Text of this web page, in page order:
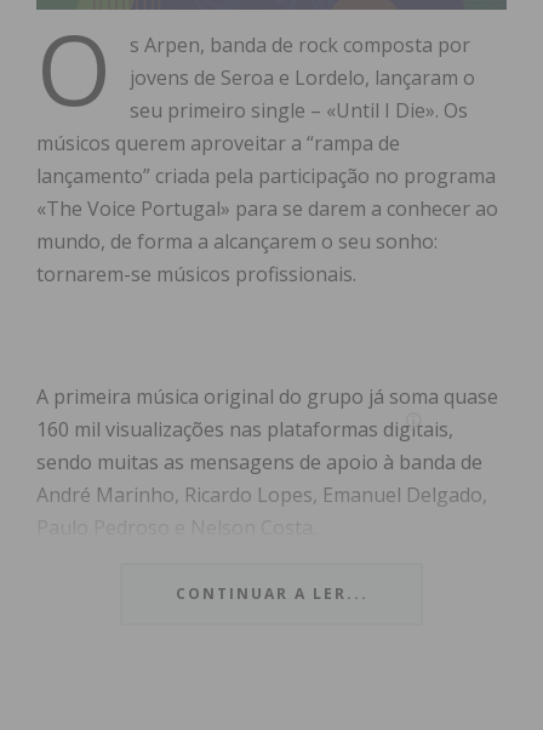
O
s Arpen, banda de rock composta por
jovens de Seroa e Lordelo, lançaram o
seu primeiro single – «Until I Die». Os
músicos querem aproveitar a “rampa de
lançamento” criada pela participação no programa
«The Voice Portugal» para se darem a conhecer ao
mundo, de forma a alcançarem o seu sonho:
tornarem-se músicos profissionais.
A primeira música original do grupo já soma quase
160 mil visualizações nas plataformas digitais,
sendo muitas as mensagens de apoio à banda de
André Marinho, Ricardo Lopes, Emanuel Delgado,
conta com quase uma década de história,
CONTINUAR A LER...